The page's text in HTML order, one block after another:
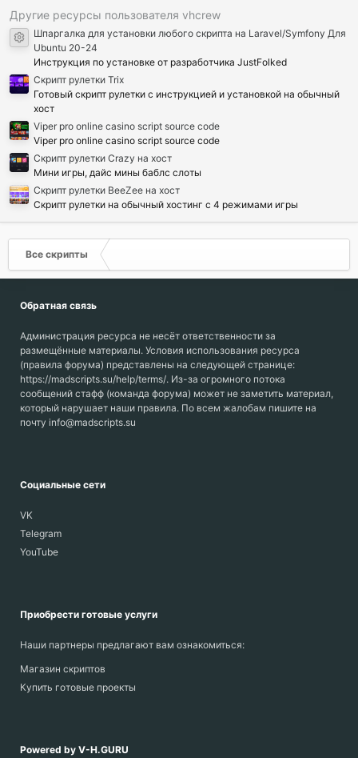
Другие ресурсы пользователя vhcrew
Иконка ресурса
Шпаргалка для установки любого скрипта на Laravel/Symfony Для
Ubuntu 20-24
Инструкция по установке от разработчика JustFolked
Cкрипт рулетки Trix
Готовый скрипт рулетки с инструкцией и установкой на обычный
хост
Viper pro online casino script source code
Viper pro online casino script source code
Скрипт рулетки Crazy на хост
Мини игры, дайс мины баблс слоты
Скрипт рулетки BeeZee на хост
Скрипт рулетки на обычный хостинг с 4 режимами игры
Все скрипты
Обратная связь
Администрация ресурса не несёт ответственности за
размещённые материалы. Условия использования ресурса
(правила форума) представлены на следующей странице:
https://madscripts.su/help/terms/. Из-за огромного потока
сообщений стафф (команда форума) может не заметить материал,
который нарушает наши правила. По всем жалобам пишите на
почту info@madscripts.su
Социальные сети
VK
Telegram
YouTube
Приобрести готовые услуги
Наши партнеры предлагают вам ознакомиться:
Магазин скриптов
Купить готовые проекты
Powered by V-H.GURU